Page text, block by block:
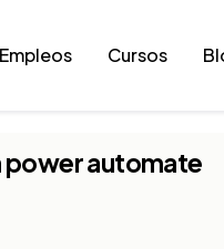
Empleos Cursos
power automate